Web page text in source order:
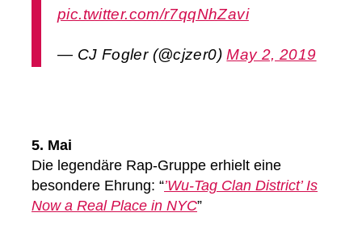
pic.twitter.com/r7qqNhZavi
— CJ Fogler (@cjzer0)May 2, 2019
5. Mai
Die legendäre Rap-Gruppe erhielt eine
besondere Ehrung: “’Wu-Tag Clan District’ Is
Now a Real Place in NYC”